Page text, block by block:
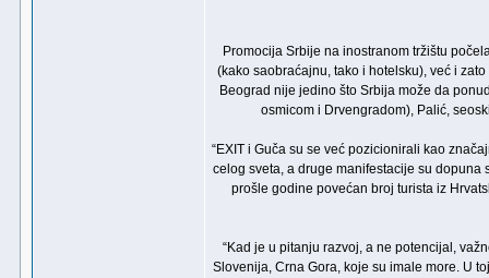
Promocija Srbije na inostranom tržištu
(kako saobraćajnu, tako i hotelsku), već i
Beograd nije jedino što Srbija može da
osmicom i Drvengradom), Palić,
“EXIT i Guča su se već pozicionirali kao
celog sveta, a druge manifestacije su
prošle godine povećan broj turista iz
“Kad je u pitanju razvoj, a ne potencijal,
Slovenija, Crna Gora, koje su imale more. U